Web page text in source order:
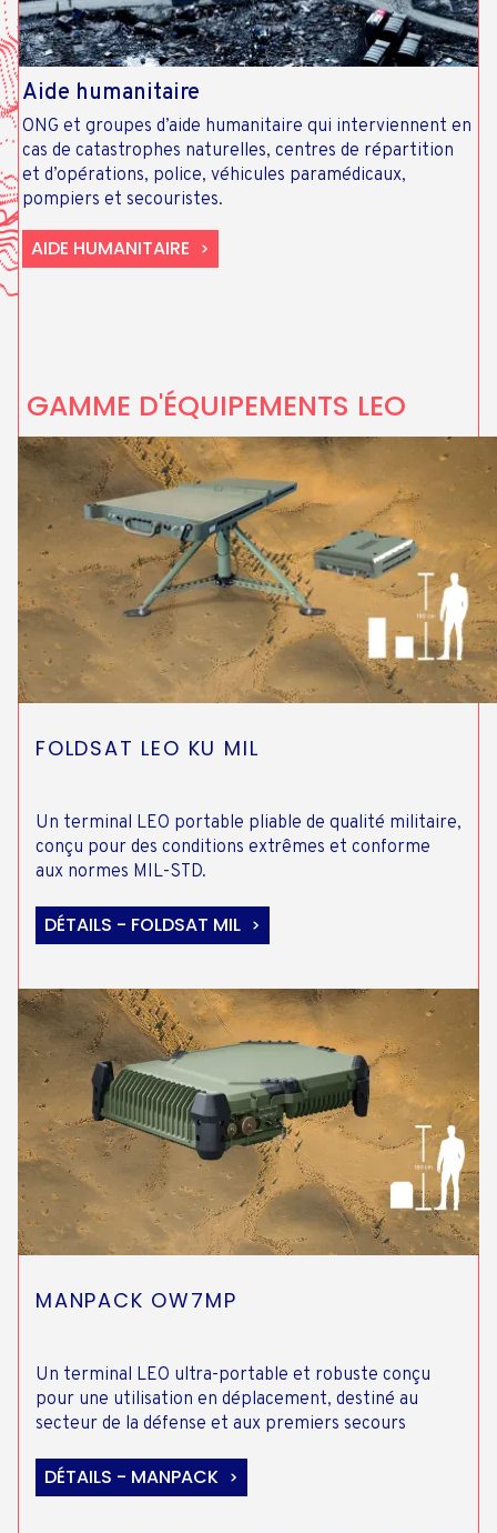
Aide humanitaire
ONG et groupes d’aide humanitaire qui interviennent en
cas de catastrophes naturelles, centres de répartition
et d’opérations, police, véhicules paramédicaux,
pompiers et secouristes.
AIDE HUMANITAIRE
GAMME D'ÉQUIPEMENTS LEO
FOLDSAT LEO KU MIL
Un terminal LEO portable pliable de qualité militaire,
conçu pour des conditions extrêmes et conforme
aux normes MIL-STD.
DÉTAILS - FOLDSAT MIL
MANPACK OW7MP
Un terminal LEO ultra-portable et robuste conçu
pour une utilisation en déplacement, destiné au
secteur de la défense et aux premiers secours
DÉTAILS - MANPACK